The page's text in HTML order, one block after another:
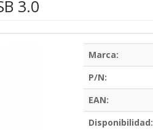
3.0
Marca:
P/N:
EAN:
Disponibilidad: